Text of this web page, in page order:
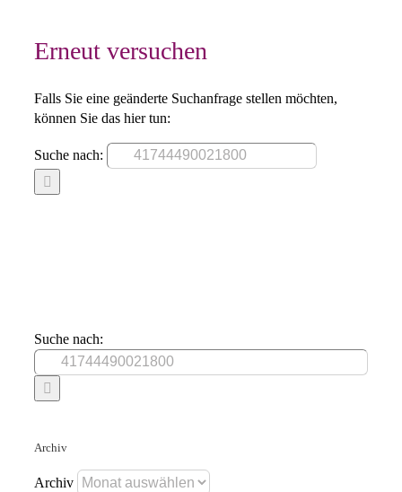
Erneut versuchen
Falls Sie eine geänderte Suchanfrage stellen möchten,
können Sie das hier tun:
Suche nach:
Suche nach:
Archiv
Archiv